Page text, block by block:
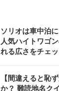
ソリオは車中泊
人気ハイトワゴ
れる広さをチェ
【間違えると恥
か？ 難読地名ク